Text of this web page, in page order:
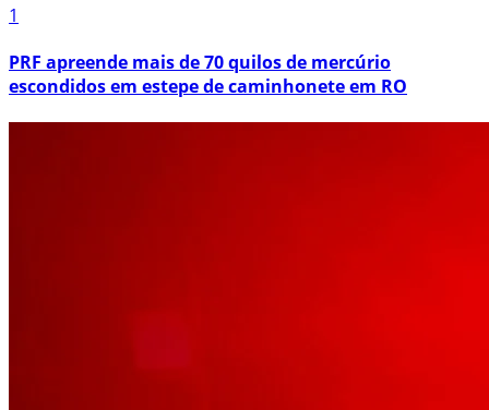
1
PRF apreende mais de 70 quilos de mercúrio
escondidos em estepe de caminhonete em RO